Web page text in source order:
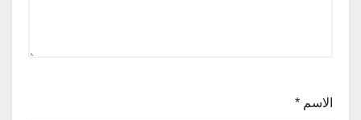
الاسم *